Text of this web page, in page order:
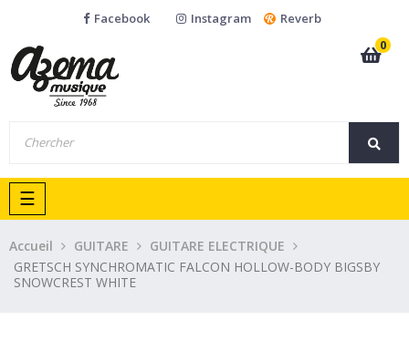
Facebook Instagram
Reverb
0
Basculer
la
navigation
☰
Accueil GUITARE
GUITARE ELECTRIQUE
GRETSCH SYNCHROMATIC FALCON HOLLOW-BODY BIGSBY
SNOWCREST WHITE